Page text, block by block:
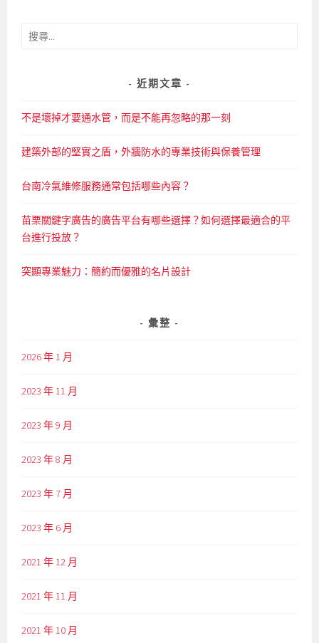
搜
近期文章
不是壞掉才要通水管，而是不能再忽略的那一刻
建築外部的堅實之盾，外牆防水的專業技術與保養管理
台南冷氣維修服務通常包括哪些內容？
苗栗關鍵字廣告的廣告平台有哪些選擇？如何選擇最適合的平
台進行投放？
突顯專業魅力：簡約而優雅的名片設計
彙整
2026 年 1 月
2023 年 11 月
2023 年 9 月
2023 年 8 月
2023 年 7 月
2023 年 6 月
2021 年 12 月
2021 年 11 月
2021 年 10 月